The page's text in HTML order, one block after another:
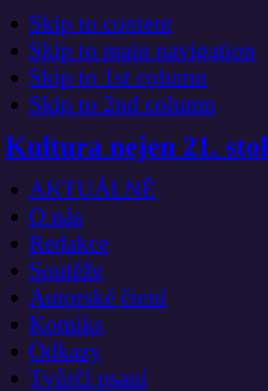
Skip to content
Skip to main navigation
Skip to 1st column
Skip to 2nd column
Kultura nejen 21.
AKTUÁLNĚ
O nás
Redakce
Soutěže
Autorské čtení
Komiks
Odkazy
Tvůrčí psaní